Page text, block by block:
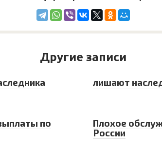
Другие записи
лишают
по
Плохое
России